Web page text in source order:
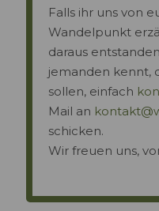
Falls ihr uns von
Wandelpunkt
daraus
jemanden kennt,
sollen, einfach
Mail an
schicken.
Wir freuen uns,